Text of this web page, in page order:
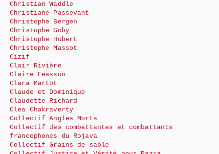
Christian Waddle
Christiane Passevant
Christophe Bergen
Christophe Goby
Christophe Hubert
Christophe Massot
Cizif
Clair Rivière
Claire Feasson
Clara Martot
Claude et Dominique
Claudette Richard
Clea Chakraverty
Collectif Angles Morts
Collectif des combattantes et combattants
francophones du Rojava
Collectif Grains de sable